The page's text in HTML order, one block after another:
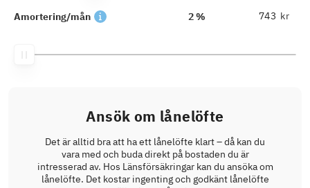
Amortering/mån 2 % kr
Ansök om lånelöfte
Det är alltid bra att ha ett lånelöfte klart – då kan du
vara med och buda direkt på bostaden du är
intresserad av. Hos Länsförsäkringar kan du ansöka om
lånelöfte. Det kostar ingenting och godkänt lånelöfte